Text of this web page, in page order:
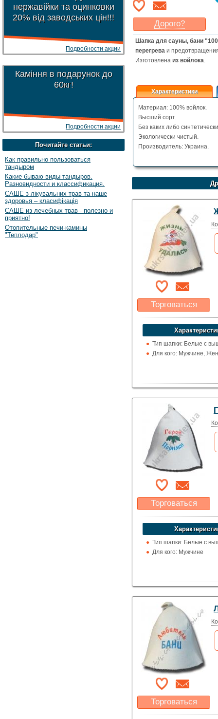
нержавійки та оцинковки
20% від заводських цін!!!
Подробности акции
Каміння в подарунок до
60кг!
Подробности акции
Почитайте статьи:
Как правильно пользоваться
тандыром
Какие бываю виды тандыров.
Разновидности и классификация.
САШЕ з лікувальних трав та наше
здоровья – класифікація
САШЕ из лечебных трав - полезно и
приятно!
Отопительные печи-камины
"Теплодар"
Дорого?
Какая ценамогла бы
Васустроить ?
Указать цену
Шапка для сауны, бани
перегрева и
Изготовлена из войлока.
Характеристики
Материал: 100% войлок.
Высший сорт.
Без каких либо
Экологически чистый.
Производитель: Украина.
Торговаться
Какая цена Вас
устроит?
Указать цену
Тип шапки: Белые с
Для кого: Мужчине,
Торговаться
Какая цена Вас
устроит?
Указать цену
Тип шапки: Белые с
Для кого: Мужчине
Торговаться
Какая цена Вас